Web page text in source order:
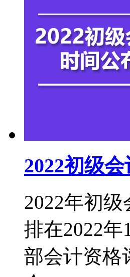
2022初级
2022年初
排在2022
部会计资格